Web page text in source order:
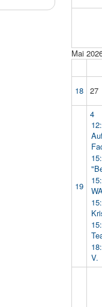
Mai
18 27
19
4
V.